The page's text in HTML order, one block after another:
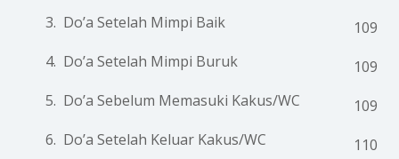
3. Do’a Setelah Mimpi Baik
4. Do’a Setelah Mimpi Buruk
5. Do’a Sebelum Memasuki Kakus/WC
6. Do’a Setelah Keluar Kakus/WC
109
109
109
110